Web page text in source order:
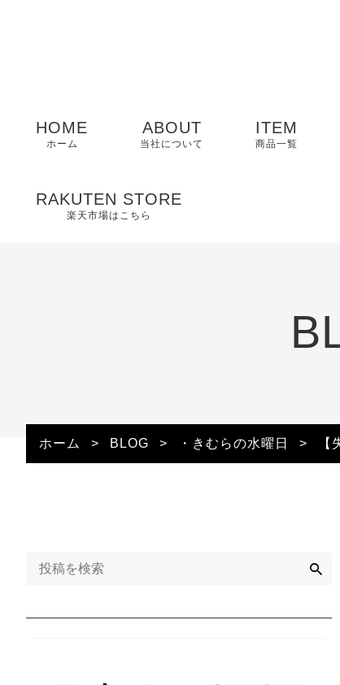
HOME
ホーム
ABOUT
当社について
ITEM
商品一覧
RAKUTEN STORE
楽天市場はこちら
ホーム > BLOG > ・きむらの水曜日 >